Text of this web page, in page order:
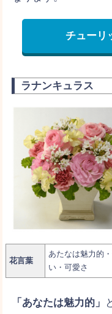
チューリ
ラナンキュラス
花言葉
あたなは魅力的
い・可愛さ
「あなたは魅力的」